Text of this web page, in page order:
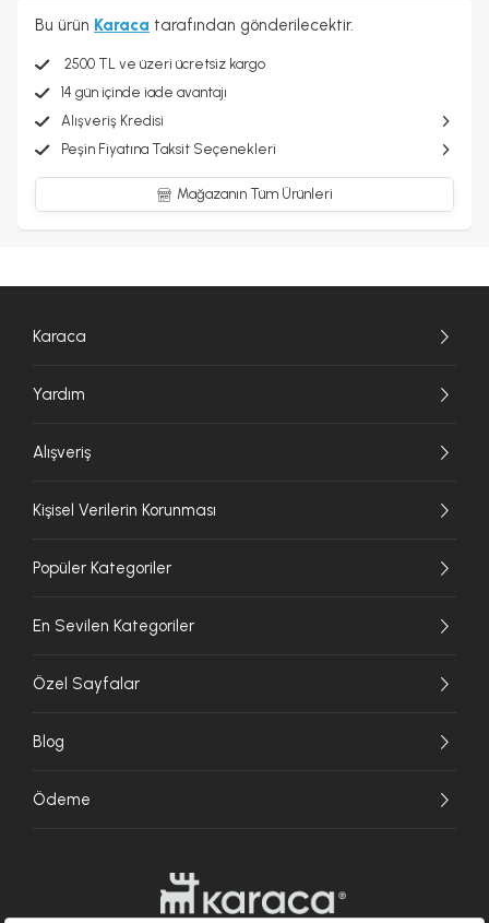
Bu ürün Karaca tarafından gönderilecektir.
2500 TL ve üzeri ücretsiz kargo
14 gün içinde iade avantajı
Alışveriş Kredisi
Peşin Fiyatına Taksit Seçenekleri
Mağazanın Tüm Ürünleri
Karaca
Yardım
Alışveriş
Kişisel Verilerin Korunması
Popüler Kategoriler
En Sevilen Kategoriler
Özel Sayfalar
Blog
Ödeme